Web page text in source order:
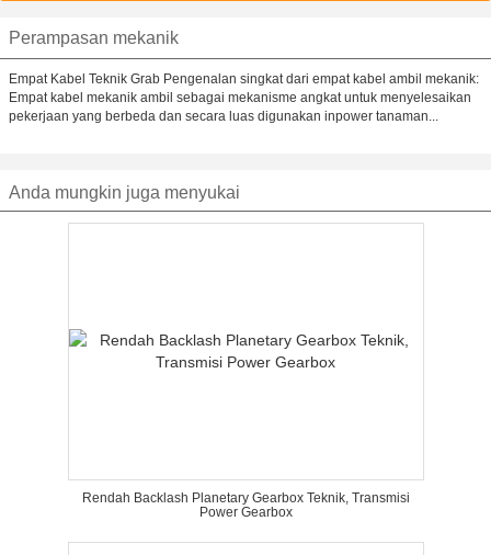
Perampasan mekanik
Empat Kabel Teknik Grab Pengenalan singkat dari empat kabel ambil mekanik:
Empat kabel mekanik ambil sebagai mekanisme angkat untuk menyelesaikan
pekerjaan yang berbeda dan secara luas digunakan inpower tanaman...
Anda mungkin juga menyukai
Rendah Backlash Planetary Gearbox Teknik, Transmisi
Power Gearbox